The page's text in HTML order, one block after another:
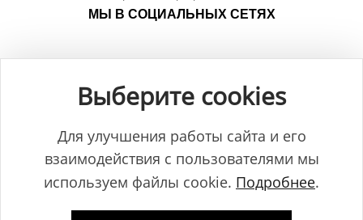
МЫ В СОЦИАЛЬНЫХ СЕТЯХ
Выберите cookies
Для улучшения работы сайта и его
взаимодействия с пользователями мы
используем файлы cookie. Подробнее.